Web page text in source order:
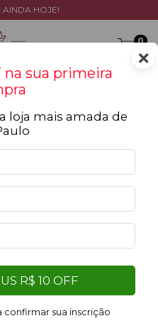
AINDA HOJE!
0
404
seguintes produtos.
OFF
×
na sua primeira
loja mais amada de
R$ 10 OFF
confirmar sua inscrição